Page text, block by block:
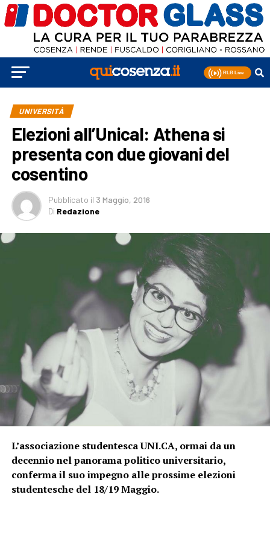
UNIVERSITÀ
Elezioni all’Unical: Athena si
presenta con due giovani del
cosentino
Pubblicato il 3 Maggio, 2016
Di Redazione
L’associazione studentesca UNI.CA, ormai da un
decennio nel panorama politico universitario,
conferma il suo impegno alle prossime elezioni
studentesche del 18/19 Maggio.